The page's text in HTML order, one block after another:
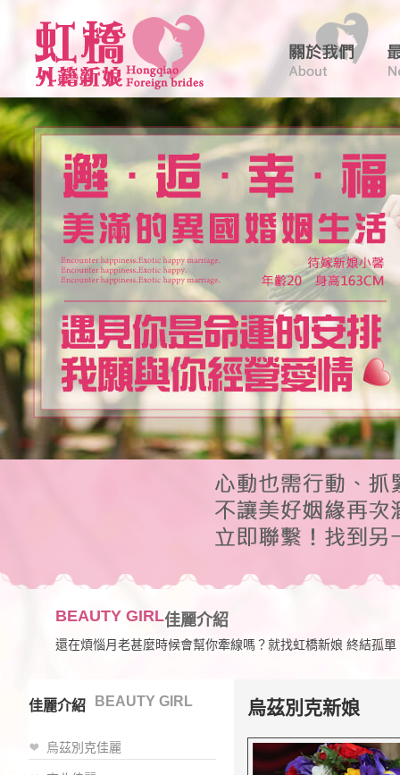
BEAUTY GIRL佳麗介紹
還在煩惱月老甚麼時候會幫你牽線嗎？就找虹橋新娘 終結孤
佳麗介紹 BEAUTY GIRL
烏茲別克佳麗
烏茲別克新娘